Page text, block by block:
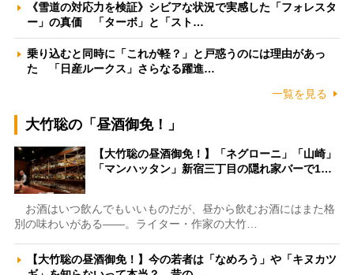
《雪道の対応力を検証》シビアな状況で実感した「フォレスタ
ー」の真価 「ターボ」と「スト…
乗り込むと同時に「これが軽？」と戸惑うのには理由があっ
た 「日産ルークス」さらなる躍進…
一覧を見る
大竹聡の「昼酒御免！」
【大竹聡の昼酒御免！】「ネグローニ」「山崎」
「マンハッタン」新宿三丁目の隠れ家バーで1…
お酒はいつ飲んでもいいものだが、昼から飲むお酒にはまた格
別の味わいがある――。ライター・作家の大竹…
【大竹聡の昼酒御免！】今の若者は「なめろう」や「キヌカツ